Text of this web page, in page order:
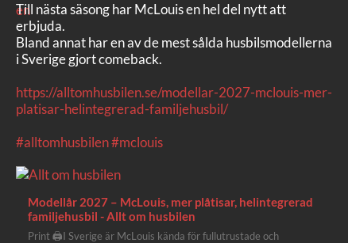
Till nästa säsong har McLouis en hel del nytt att
erbjuda.
Bland annat har en av de mest sålda husbilsmodellerna
i Sverige gjort comeback.
https://alltomhusbilen.se/modellar-2027-mclouis-mer-
platisar-helintegrerad-familjehusbil/
#alltomhusbilen#mclouis
Modellår 2027 – McLouis, mer plåtisar, helintegrerad
familjehusbil - Allt om husbilen
Print 🖨I Sverige är McLouis kända för fullutrustade och